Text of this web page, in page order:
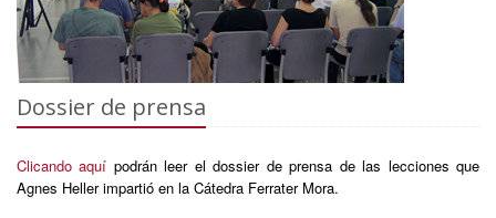
Dossier de prensa
Clicando aquí podrán leer el dossier de prensa de las lecciones que
Agnes Heller impartió en la Cátedra Ferrater Mora.